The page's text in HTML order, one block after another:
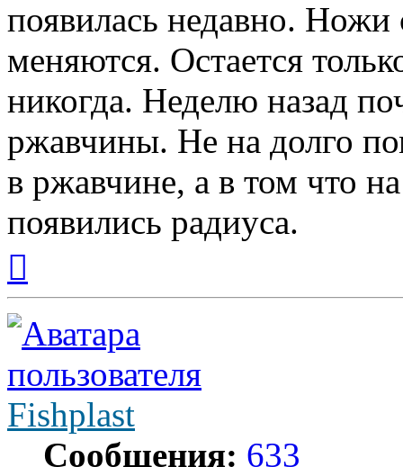
появилась недавно. Ножи
меняются. Остается
никогда. Неделю назад
ржавчины. Не на долго
в ржавчине, а в том что
появились радиуса.
началу
Fishplast
Сообщения: 633